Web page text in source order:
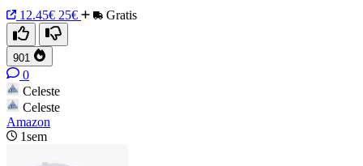
12.45€ 25€ Gratis
901
0
Celeste
Celeste
Amazon
1sem